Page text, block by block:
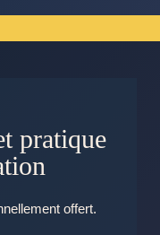
offert.